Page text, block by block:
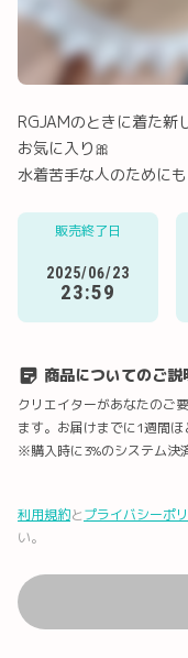
RGJAMのときに着た新
お気に入り🎀
水着苦手な人のために
販売終了日
2025/06/23
23:59
商品についてのご説
クリエイターがあなたのご
ます。お届けまでに1週間ほ
※購入時に3%のシステム決
利用規約とプライバシーポ
い。
Twitter LINE メール
URLコピー